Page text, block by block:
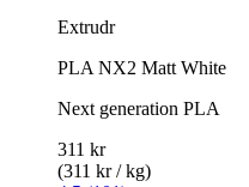
Extrudr
PLA NX2 Matt White
Next generation PLA
311 kr
(311 kr / kg)